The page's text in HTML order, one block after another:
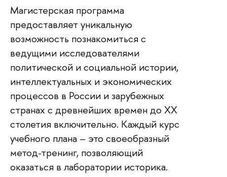
Магистерская программа
предоставляет уникальную
возможность познакомиться с
ведущими исследователями
политической и социальной истории,
интеллектуальных и экономических
процессов в России и зарубежных
странах с древнейших времен до XX
столетия включительно. Каждый курс
учебного плана – это своеобразный
метод-тренинг, позволяющий
оказаться в лаборатории историка.